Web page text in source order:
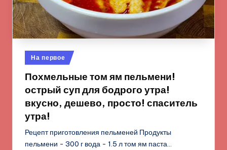
Опубликовано
в
На первое
Похмельные том ям пельмени!
острый суп для бодрого утра!
вкусно, дешево, просто! спаситель
утра!
Рецепт приготовления пельменей Продукты
пельмени - 300 г вода - 1.5 л том ям паста…